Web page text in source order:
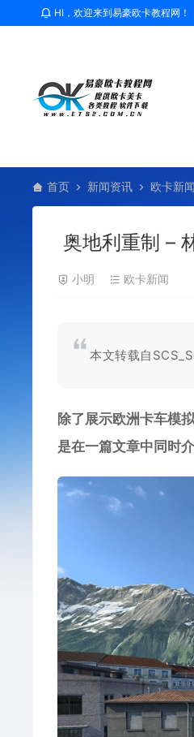
HI，欢迎来到易豪欧卡教程网！
首页 新闻资讯 欧卡新闻
奥地利重制 –
小明 欧卡新闻
本文转载自
除了展示欧洲卡车模
是在一篇文章中同时